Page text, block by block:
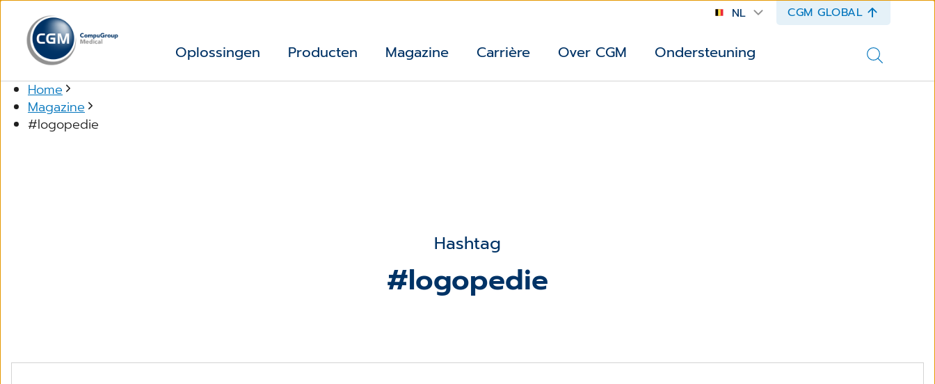
NL CGM GLOBAL
Oplossingen Producten Magazine Carrière Over CGM Ondersteuning
Home
Magazine
#logopedie
Hashtag
#logopedie